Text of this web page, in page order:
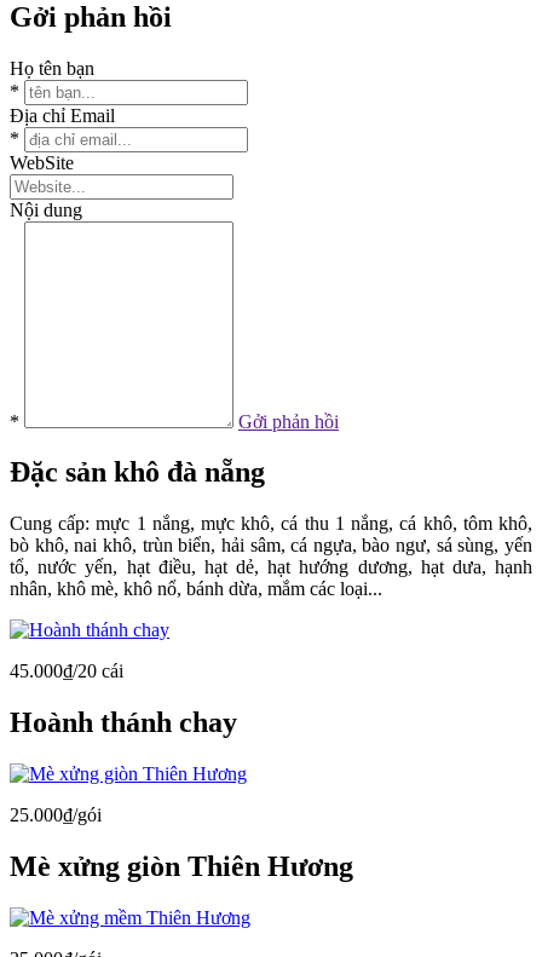
Gởi phản hồi
Họ tên bạn
*
Địa chỉ Email
*
WebSite
Nội dung
* Gởi phản hồi
Đặc sản khô đà nẵng
Cung cấp: mực 1 nắng, mực khô, cá thu 1 nắng, cá khô, tôm khô,
bò khô, nai khô, trùn biển, hải sâm, cá ngựa, bào ngư, sá sùng, yến
tổ, nước yến, hạt điều, hạt dẻ, hạt hướng dương, hạt dưa, hạnh
nhân, khô mè, khô nổ, bánh dừa, mắm các loại...
45.000₫/20 cái
Hoành thánh chay
25.000₫/gói
Mè xửng giòn Thiên Hương